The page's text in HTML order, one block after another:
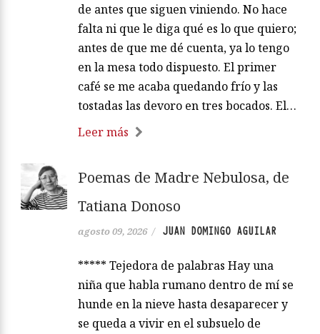
de antes que siguen viniendo. No hace
falta ni que le diga qué es lo que quiero;
antes de que me dé cuenta, ya lo tengo
en la mesa todo dispuesto. El primer
café se me acaba quedando frío y las
tostadas las devoro en tres bocados. El…
Leer más
Poemas de Madre Nebulosa, de
Tatiana Donoso
agosto 09, 2026 / JUAN DOMINGO AGUILAR
***** Tejedora de palabras Hay una
niña que habla rumano dentro de mí se
hunde en la nieve hasta desaparecer y
se queda a vivir en el subsuelo de